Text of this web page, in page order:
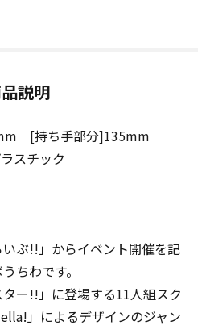
説明
[持ち手部分]135mm
スチック
ぶ!!」からイベント開催を記
ちわです。
ター!!」に登場する11人組スク
」によるデザインのジャン